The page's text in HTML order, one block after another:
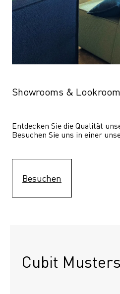
Showrooms &
Entdecken Sie die Qualität
Besuchen Sie uns in einer
Besuchen
Cubit